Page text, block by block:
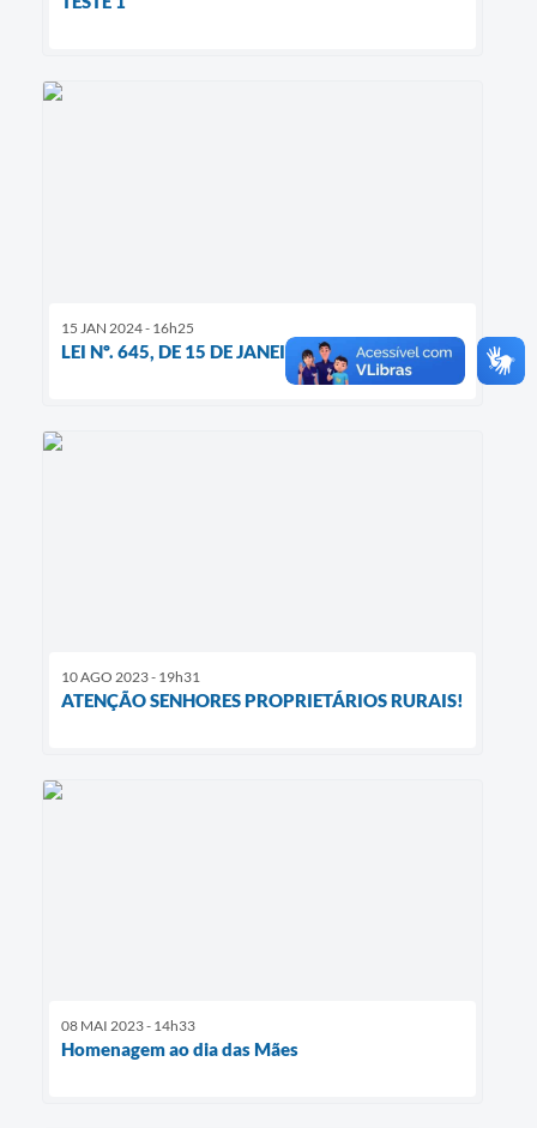
15 JAN 2024 - 16h25
LEI Nº. 645, DE 15 DE JANEIRO 2024.
10 AGO 2023 - 19h31
ATENÇÃO SENHORES PROPRIETÁRIOS RURAIS!
08 MAI 2023 - 14h33
Homenagem ao dia das Mães